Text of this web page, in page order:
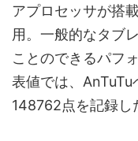
アプロセッサが搭
用。一般的なタブ
ことのできるパフ
表値では、AnTuTu
148762点を記録し